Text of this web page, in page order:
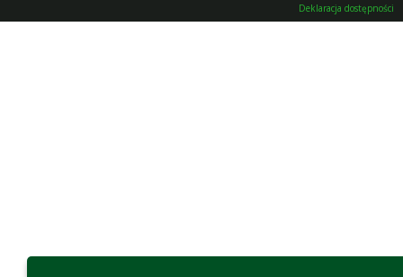
Deklaracja dostępności